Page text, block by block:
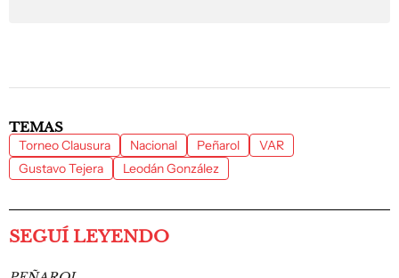
TEMAS
Torneo Clausura Nacional Peñarol
VAR
Gustavo Tejera
Leodán González
SEGUÍ LEYENDO